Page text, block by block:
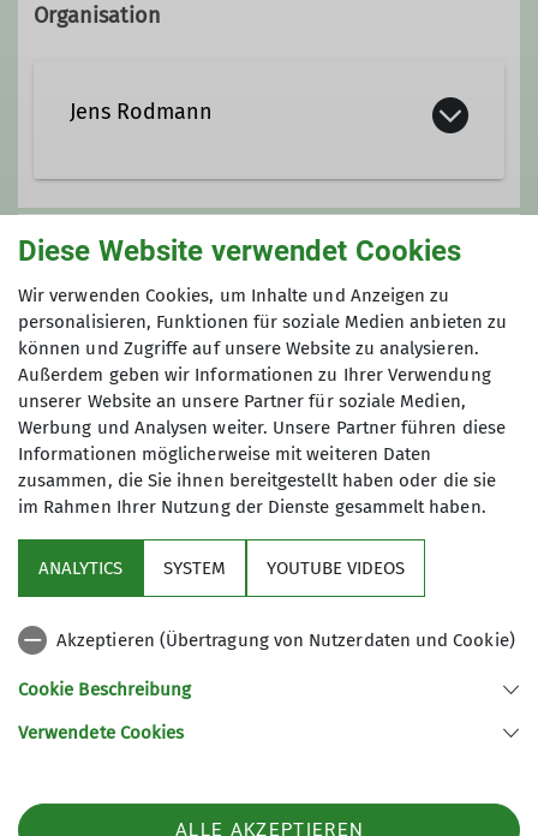
Organisation
Jens Rodmann
jens.rodmann@gmail.com
Qualifikationen
Trainer*in C Sportklettern Breitensport
Indoor
Unsere Veranstaltungsorte
IGS Geismar - Sporthalle 2
Schulweg
37083 Göttingen
Sektion
Aktuelles
Sektion Göttingen des Deutschen Alpenvereins e.V.
Diese Website verwendet Cookies
Wir verwenden Cookies, um Inhalte und Anzeigen zu
personalisieren, Funktionen für soziale Medien anbieten zu
können und Zugriffe auf unsere Website zu analysieren.
Außerdem geben wir Informationen zu Ihrer Verwendung
unserer Website an unsere Partner für soziale Medien,
Werbung und Analysen weiter. Unsere Partner führen diese
Informationen möglicherweise mit weiteren Daten
zusammen, die Sie ihnen bereitgestellt haben oder die sie
im Rahmen Ihrer Nutzung der Dienste gesammelt haben.
ANALYTICS SYSTEM YOUTUBE VIDEOS
Akzeptieren (Übertragung von Nutzerdaten und Cookie)
Cookie Beschreibung
Verwendete Cookies
ALLE AKZEPTIEREN